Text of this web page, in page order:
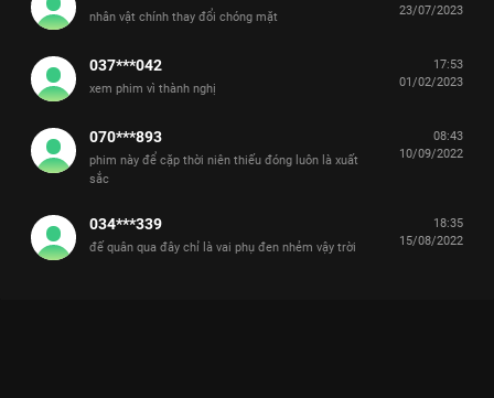
nhân vật chính thay đổi chóng mặt
23/07/2023
037***042
xem phim vì thành nghị
17:53
01/02/2023
070***893
phim này để cặp thời niên thiếu đóng luôn là xuất
sắc
08:43
10/09/2022
034***339
đế quân qua đây chỉ là vai phụ đen nhẻm vậy trời
18:35
15/08/2022